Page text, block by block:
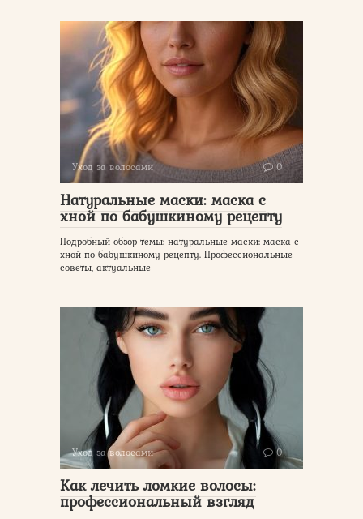
Уход за волосами 0
Натуральные маски: маска с
хной по бабушкиному рецепту
Подробный обзор темы: натуральные маски: маска с
хной по бабушкиному рецепту. Профессиональные
советы, актуальные
Уход за волосами 0
Как лечить ломкие волосы:
профессиональный взгляд